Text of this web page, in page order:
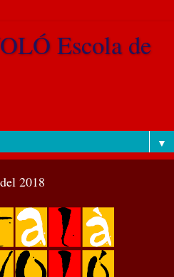
Escola de
▼
2018